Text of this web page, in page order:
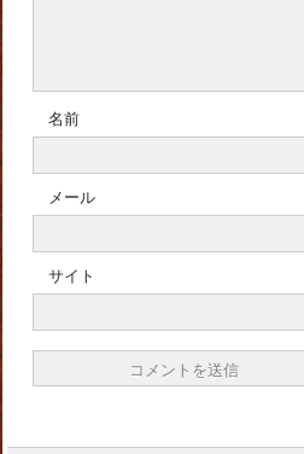
名前
メール
サイト